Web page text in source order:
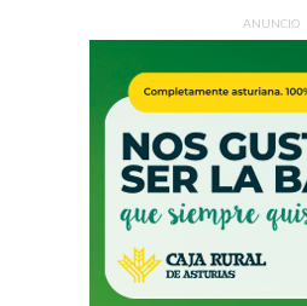
ANUNCIO